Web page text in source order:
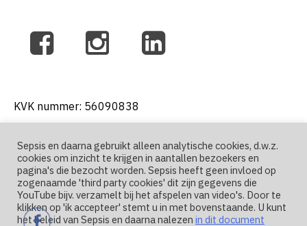
KVK nummer: 56090838
T: +31 6 41271004
E: nutma@sepsis-en-daarna.nl
Sepsis en daarna gebruikt alleen analytische cookies, d.w.z.
cookies om inzicht te krijgen in aantallen bezoekers en
pagina's die bezocht worden. Sepsis heeft geen invloed op
zogenaamde 'third party cookies' dit zijn gegevens die
YouTube bijv. verzamelt bij het afspelen van video's. Door te
klikken op 'ik accepteer' stemt u in met bovenstaande. U kunt
het beleid van Sepsis en daarna nalezen in dit document